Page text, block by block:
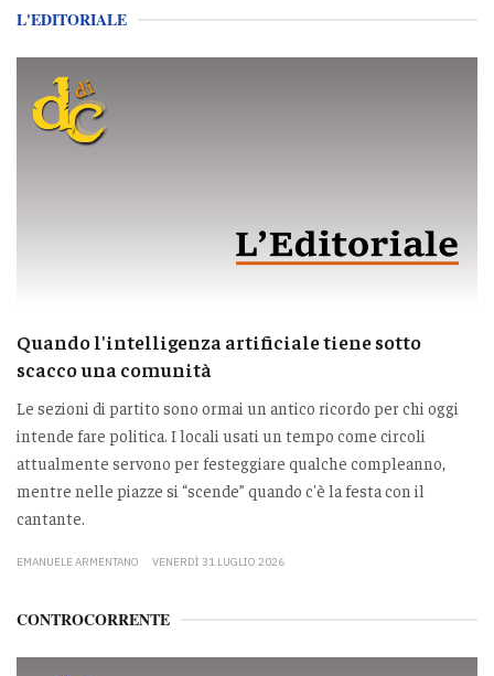
L'EDITORIALE
Quando l'intelligenza artificiale tiene sotto
scacco una comunità
Le sezioni di partito sono ormai un antico ricordo per chi oggi
intende fare politica. I locali usati un tempo come circoli
attualmente servono per festeggiare qualche compleanno,
mentre nelle piazze si “scende” quando c'è la festa con il
cantante.
EMANUELE ARMENTANO VENERDÌ 31 LUGLIO 2026
CONTROCORRENTE